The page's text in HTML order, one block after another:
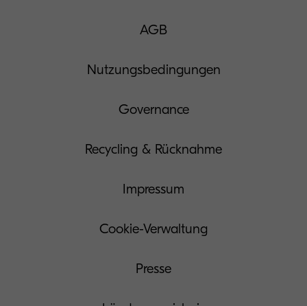
AGB
Nutzungsbedingungen
Governance
Recycling & Rücknahme
Impressum
Cookie-Verwaltung
Presse